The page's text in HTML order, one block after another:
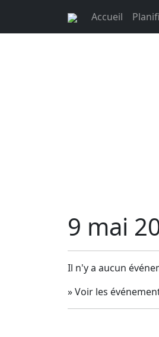
Accueil
9 mai
Il n'y a aucun
» Voir les